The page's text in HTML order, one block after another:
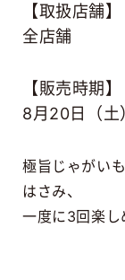
【取扱店舗】
全店舗
【販売時期】
8月20日（土
極旨じゃがい
はさみ、
一度に3回楽し